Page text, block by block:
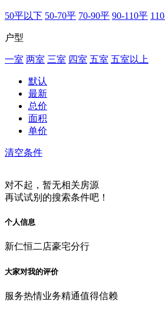
50平以下 50-70平 70-90平 90-110平
户型
一室 两室 三室 四室 五室 五室以上
默认
最新
总价
面积
单价
清空条件
对不起，暂无相关房源
再试试别的搜索条件吧！
个人信息
新仁恒二店豪宅分行
大家对我的评价
服务热情业务精通值得信赖